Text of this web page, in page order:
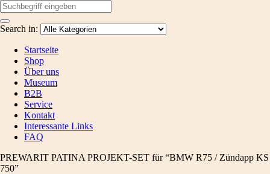
Search in:
Startseite
Shop
Über uns
Museum
B2B
Service
Kontakt
Interessante Links
FAQ
PREWARIT PATINA PROJEKT-SET für “BMW R75 / Zündapp KS
750”